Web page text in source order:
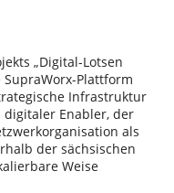
„Digital-Lotsen
Plattform
Infrastruktur
Enabler, der
als
der sächsischen
Weise